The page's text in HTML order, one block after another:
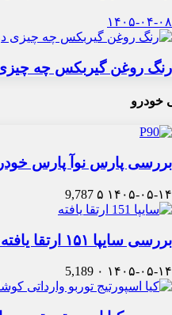
۱۴۰۵-۰۴-۰۸
رنگ روغن گیربکس چه
خودرو
بررسی پارس نوآ پارس
۱۴۰۵-۰۵-۱۴ ۵ 9,787
بررسی سایپا ۱۵۱ ارتقا یافته: وانت شهری با پوشش جدید
۱۴۰۵-۰۵-۱۴ ۰ 5,189